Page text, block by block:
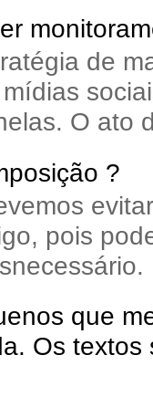
de
O ato
?
pois
que
Os